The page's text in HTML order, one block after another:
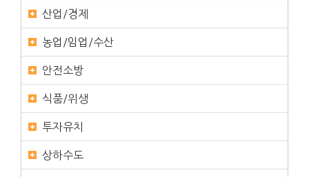
산업/경제
농업/임업/수산
안전소방
식품/위생
투자유치
상하수도